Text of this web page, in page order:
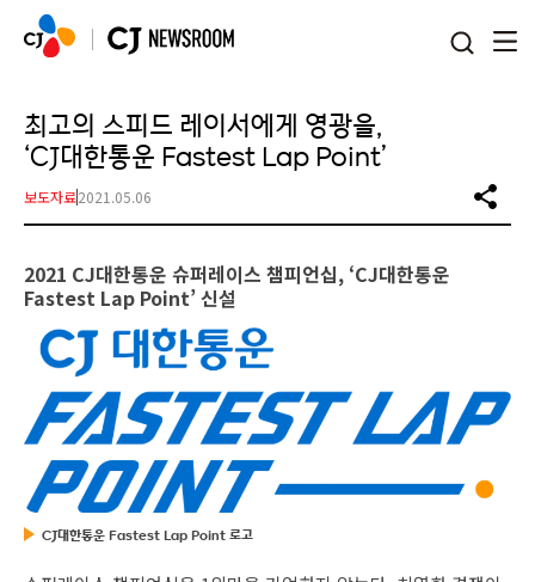
최고의 스피드 레이서에게 영광을,
‘CJ대한통운 Fastest Lap Point’
보도자료2021.05.06
2021 CJ대한통운 슈퍼레이스 챔피언십, ‘CJ대한통운
Fastest Lap Point’ 신설
CJ대한통운 Fastest Lap Point 로고